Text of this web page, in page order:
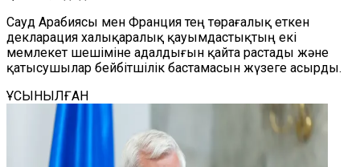
Сауд Арабиясы мен Франция тең төрағалық еткен
декларация халықаралық қауымдастықтың екі
мемлекет шешіміне адалдығын қайта растады және
қатысушылар бейбітшілік бастамасын жүзеге асырды.
ҰСЫНЫЛҒАН